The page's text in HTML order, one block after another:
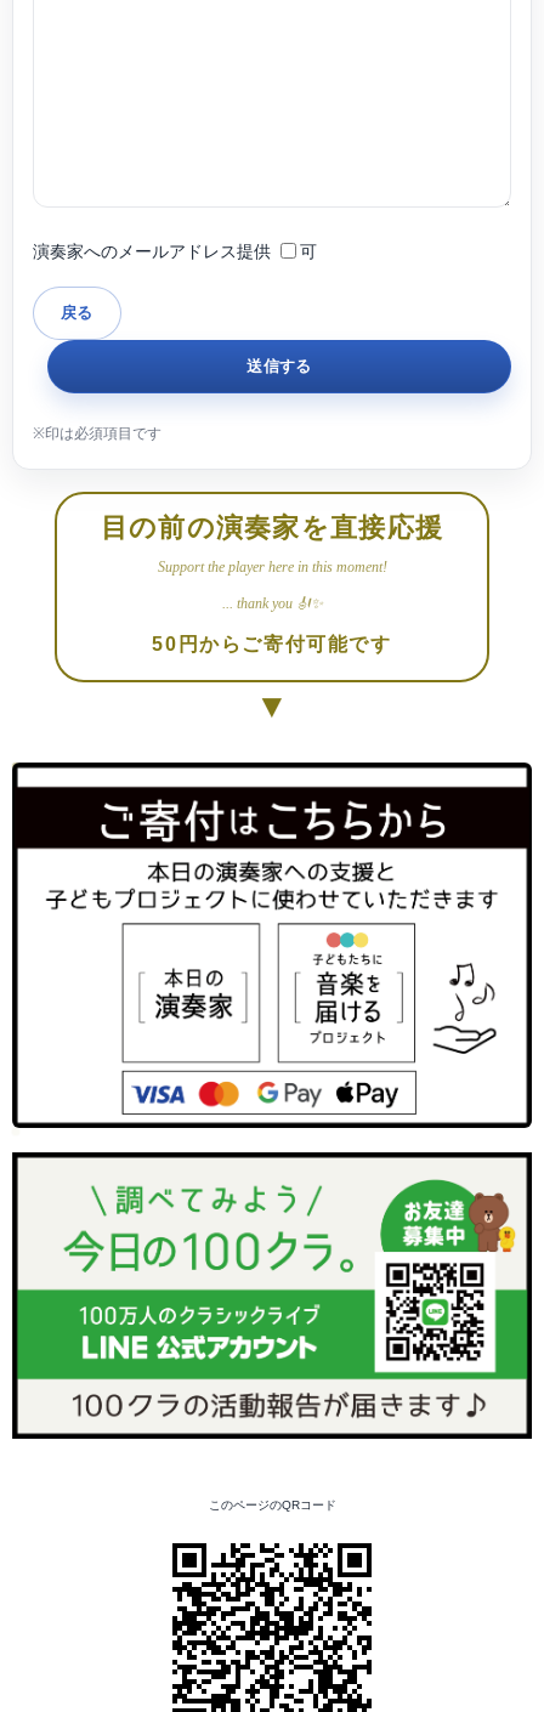
演奏家へのメールアドレス提供 可
目の前の演奏家を直接応援
Support the player here in this moment!
... thank you 🎻✨
50円からご寄付可能です
▼
このページのQRコード